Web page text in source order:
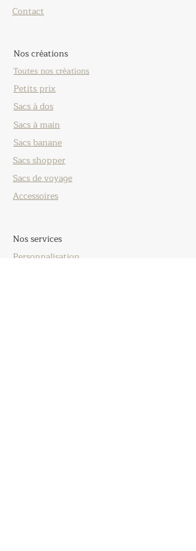
Contact
Nos créations
Toutes nos créations
Petits prix
Sacs à dos
Sacs à main
Sacs banane
Sacs shopper
Sacs de voyage
Accessoires
Nos services
Personnalisation